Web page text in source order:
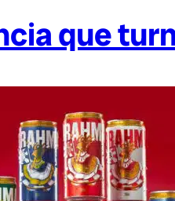
que